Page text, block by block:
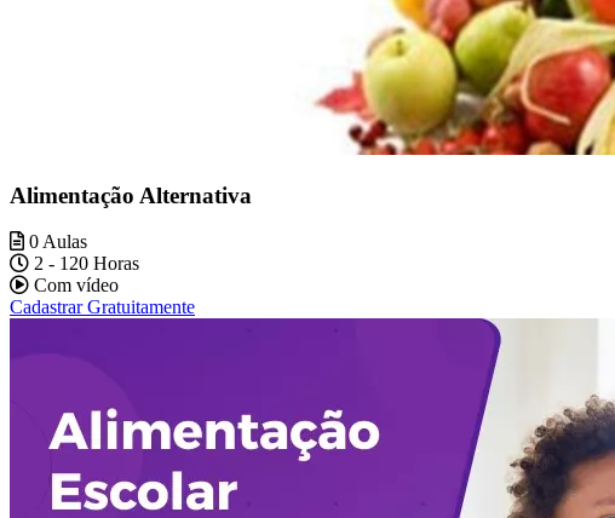
Alimentação Alternativa
0 Aulas
2 - 120 Horas
Com vídeo
Cadastrar Gratuitamente